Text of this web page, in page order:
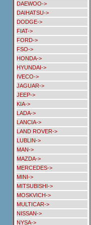
DAEWOO->
DAIHATSU->
DODGE->
FIAT->
FORD->
FSO->
HONDA->
HYUNDAI->
IVECO->
JAGUAR->
JEEP->
KIA->
LADA->
LANCIA->
LAND ROVER->
LUBLIN->
MAN->
MAZDA->
MERCEDES->
MINI->
MITSUBISHI->
MOSKVICH->
MULTICAR->
NISSAN->
NYSA->